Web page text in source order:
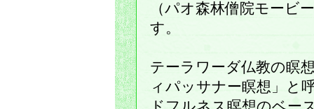
（パオ森林僧院モービ
す。
テーラワーダ仏教の瞑
ィパッサナー瞑想」と